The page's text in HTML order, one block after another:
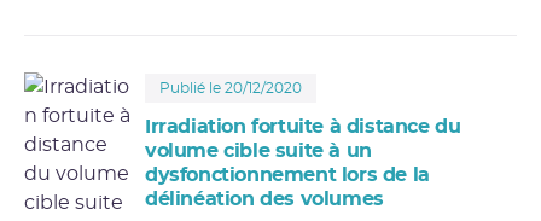
éviter une exposition inutile des personnels
intervenant en cas de blocage de source.
Publié le 20/12/2020
Irradiation fortuite à distance du
volume cible suite à un
dysfonctionnement lors de la
délinéation des volumes